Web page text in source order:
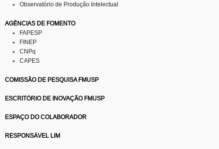
Observatório de Produção Intelectual
AGÊNCIAS DE FOMENTO
FAPESP
FINEP
CNPq
CAPES
COMISSÃO DE PESQUISA FMUSP
ESCRITÓRIO DE INOVAÇÃO FMUSP
ESPAÇO DO COLABORADOR
RESPONSÁVEL LIM